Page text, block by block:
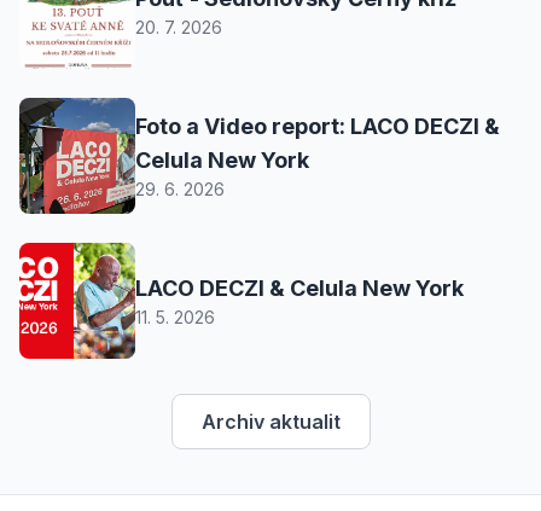
20. 7. 2026
Foto a Video report: LACO DECZI &
Celula New York
29. 6. 2026
LACO DECZI & Celula New York
11. 5. 2026
Archiv aktualit